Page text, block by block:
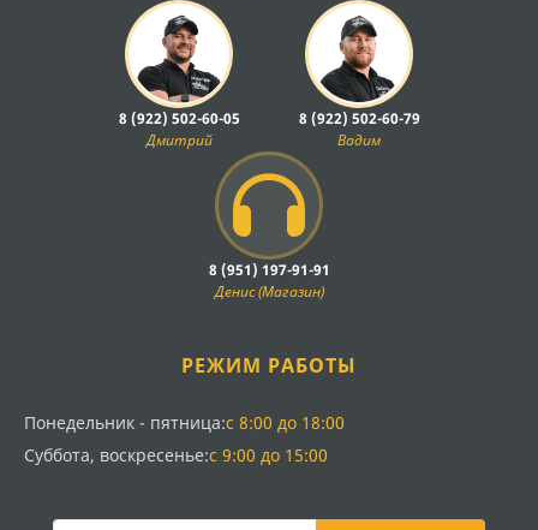
8 (922) 502-60-05
Дмитрий
8 (922) 502-60-79
Вадим
8 (951) 197-91-91
Денис (Магазин)
РЕЖИМ РАБОТЫ
Понедельник - пятница:с 8:00 до 18:00
Суббота, воскресенье:с 9:00 до 15:00